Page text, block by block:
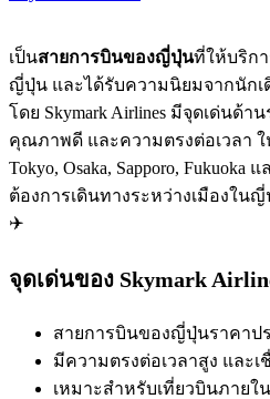
เป็นสายการบินของญี่ปุ่นที่ให้บริก
ญี่ปุ่น และได้รับความนิยมจากนัก
โดย Skymark Airlines มีจุดเด่นด้า
คุณภาพดี และความตรงต่อเวลา
Tokyo, Osaka, Sapporo, Fukuoka
ต้องการเดินทางระหว่างเมืองใน
✈️
จุดเด่นของ Skymark
สายการบินของญี่ปุ่นราคาป
มีความตรงต่อเวลาสูง และเ
เหมาะสำหรับเที่ยวบินภายใ